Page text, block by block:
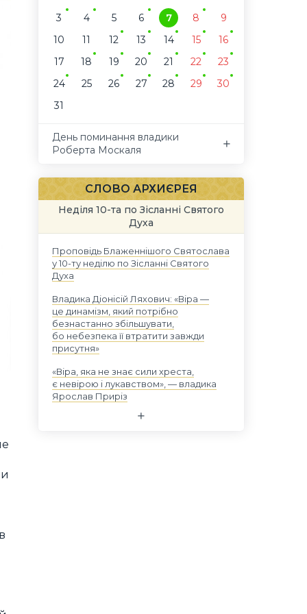
3
4 5 6 7 8
9
10
11 12 13 14 15
16
17
18 19 20 21 22
23
24
25 26 27 28 29
30
31
День поминання владики
Роберта Москаля
СЛОВО АРХИЄРЕЯ
Неділя 10-та по Зісланні Святого
Духа
Проповідь Блаженнішого Святослава
у 10-ту неділю по Зісланні Святого
Духа
Владика Діонісій Ляхович: «Віра —
це динамізм, який потрібно
безнастанно збільшувати,
бо небезпека її втратити завжди
присутня»
«Віра, яка не знає сили хреста,
є невірою і лукавством», — владика
Ярослав Приріз